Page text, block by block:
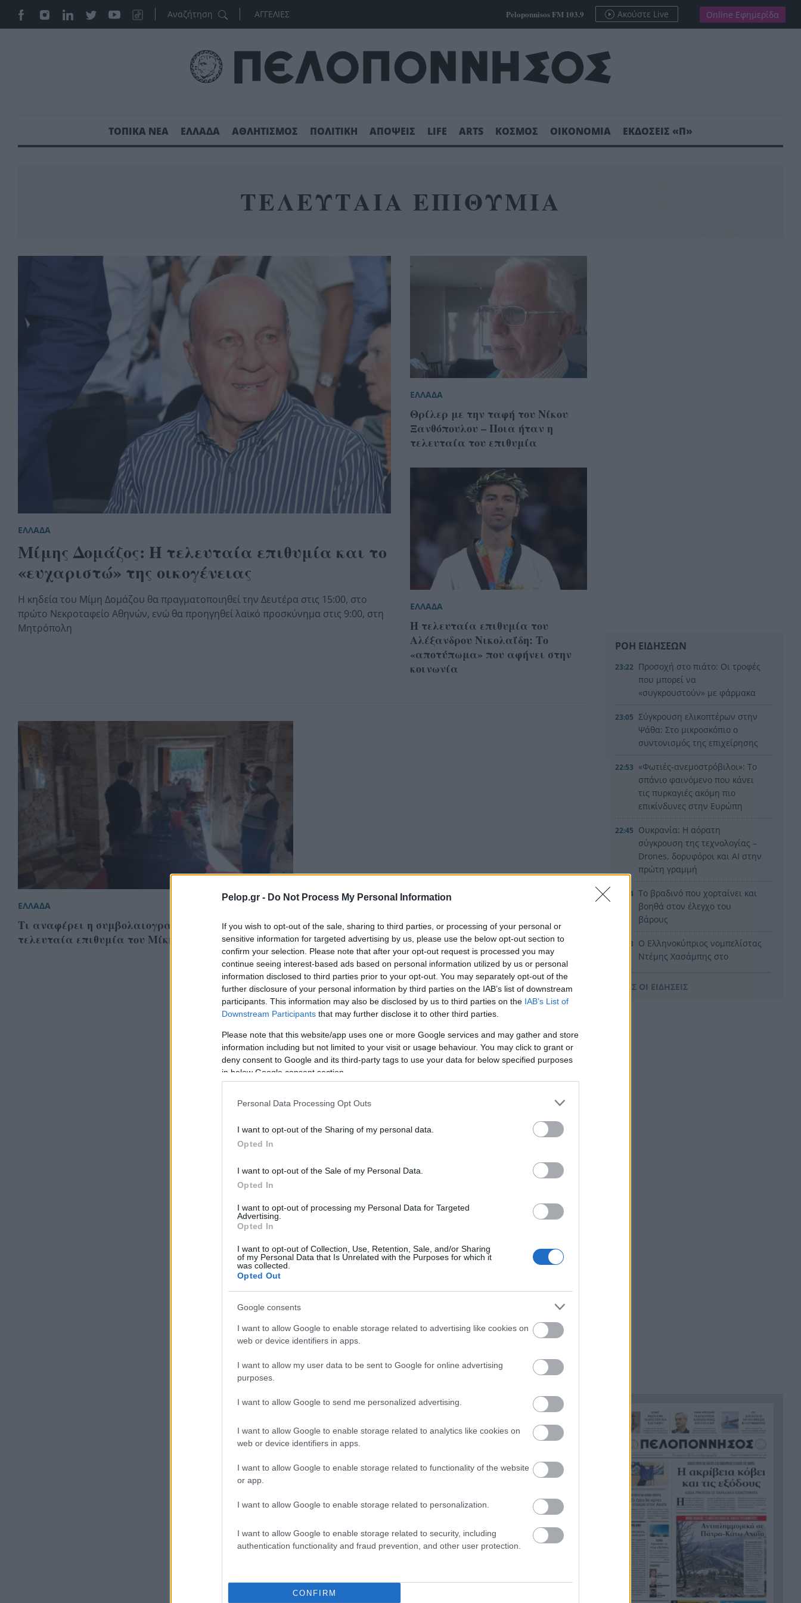
Pelop.gr - Do Not Process My Personal Information
If you wish to opt-out of the sale, sharing to third parties, or processing of your personal or
sensitive information for targeted advertising by us, please use the below opt-out section to
confirm your selection. Please note that after your opt-out request is processed you may
continue seeing interest-based ads based on personal information utilized by us or personal
information disclosed to third parties prior to your opt-out. You may separately opt-out of the
further disclosure of your personal information by third parties on the IAB’s list of downstream
participants. This information may also be disclosed by us to third parties on the IAB’s List of
Downstream Participants that may further disclose it to other third parties.
Please note that this website/app uses one or more Google services and may gather and store
information including but not limited to your visit or usage behaviour. You may click to grant or
deny consent to Google and its third-party tags to use your data for below specified purposes
in below Google consent section.
Personal Data Processing Opt Outs
I want to opt-out of the Sharing of my personal data.
Opted In
I want to opt-out of the Sale of my Personal Data.
Opted In
I want to opt-out of processing my Personal Data for Targeted
Advertising.
Opted In
I want to opt-out of Collection, Use, Retention, Sale, and/or Sharing
of my Personal Data that Is Unrelated with the Purposes for which it
was collected.
Opted Out
Google consents
I want to allow Google to enable storage related to advertising like cookies on
web or device identifiers in apps.
I want to allow my user data to be sent to Google for online advertising
purposes.
I want to allow Google to send me personalized advertising.
I want to allow Google to enable storage related to analytics like cookies on
web or device identifiers in apps.
I want to allow Google to enable storage related to functionality of the website
or app.
I want to allow Google to enable storage related to personalization.
I want to allow Google to enable storage related to security, including
authentication functionality and fraud prevention, and other user protection.
CONFIRM
ΑΓΓΕΛΙΕΣ Peloponnisos FM 103.9 Ακούστε Live Online Εφημερίδα
ΤΟΠΙΚΑ ΝΕΑ ΕΛΛΑΔΑ ΑΘΛΗΤΙΣΜΟΣ ΠΟΛΙΤΙΚΗ ΑΠΟΨΕΙΣ LIFE ARTS ΚΟΣΜΟΣ ΟΙΚΟΝΟΜΙΑ ΕΚΔΟΣΕΙΣ «Π»
ΤΕΛΕΥΤΑΙΑ ΕΠΙΘΥΜΙΑ
ΕΛΛΑΔΑ
Μίμης Δομάζος: Η τελευταία επιθυμία και το
«ευχαριστώ» της οικογένειας
Η κηδεία του Μίμη Δομάζου θα πραγματοποιηθεί την Δευτέρα στις 15:00, στο
πρώτο Νεκροταφείο Αθηνών, ενώ θα προηγηθεί λαϊκό προσκύνημα στις 9:00, στη
Μητρόπολη
ΕΛΛΑΔΑ
Θρίλερ με την ταφή του Νίκου
Ξανθόπουλου – Ποια ήταν η
τελευταία του επιθυμία
ΕΛΛΑΔΑ
Η τελευταία επιθυμία του
Αλέξανδρου Νικολαΐδη: Το
«αποτύπωμα» που αφήνει στην
κοινωνία
ΕΛΛΑΔΑ
Τι αναφέρει η συμβολαιογραφική πράξη με την
τελευταία επιθυμία του Μίκη Θεοδωράκη
ΡΟΗ ΕΙΔΗΣΕΩΝ
23:22 Προσοχή στο πιάτο: Οι τροφές
που μπορεί να
«συγκρουστούν» με φάρμακα
23:05 Σύγκρουση ελικοπτέρων στην
Ψάθα: Στο μικροσκόπιο ο
συντονισμός της επιχείρησης
22:53 «Φωτιές-ανεμοστρόβιλοι»: Το
σπάνιο φαινόμενο που κάνει
τις πυρκαγιές ακόμη πιο
επικίνδυνες στην Ευρώπη
22:45 Ουκρανία: Η αόρατη
σύγκρουση της τεχνολογίας –
Drones, δορυφόροι και AI στην
πρώτη γραμμή
22:34 Το βραδινό που χορταίνει και
βοηθά στον έλεγχο του
βάρους
22:23 Ο Ελληνοκύπριος νομπελίστας
Ντέμης Χασάμπης στο
HELLENiQ ENERGY: Έως 25
καστροπολιτεία της
Μονεμβασίας
21:02
Σύμη: Εντοπίστηκε σορός
άνδρα στον Πανορμίτη –
Πιθανότατα ανήκει στον
αγνοούμενο Γερμανό τουρίστα
20:51 Συμφωνία Ιράν – Ομάν για νέα
ναυτιλιακή διαδρομή στα
Στενά του Ορμούζ
Ήττα-αποκλεισμός για την
Εθνική Nέων Γυναικών στο
Ευρωπαϊκό
ΟΛΕΣ ΟΙ ΕΙΔΗΣΕΙΣ